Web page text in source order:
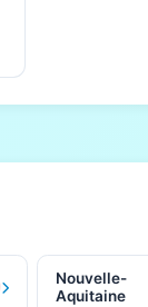
Nouvelle-
Aquitaine